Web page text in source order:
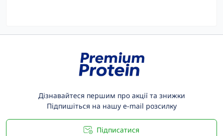
Дізнавайтеся першим про акції та знижки
Підпишіться на нашу e-mail розсилку
Підписатися